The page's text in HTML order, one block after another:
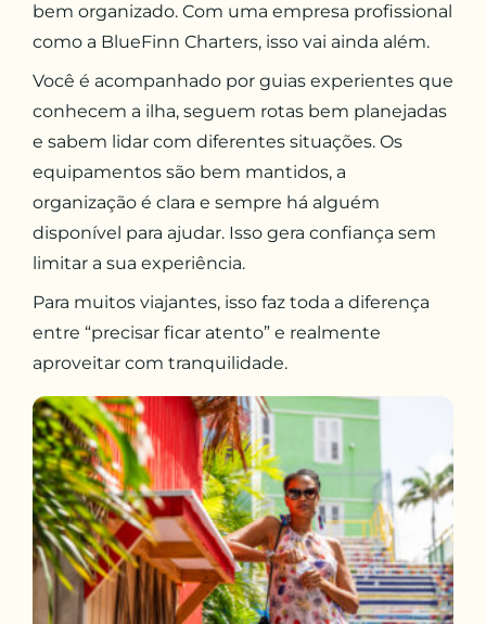
bem organizado. Com uma empresa profissional
como a BlueFinn Charters, isso vai ainda além.
Você é acompanhado por guias experientes que
conhecem a ilha, seguem rotas bem planejadas
e sabem lidar com diferentes situações. Os
equipamentos são bem mantidos, a
organização é clara e sempre há alguém
disponível para ajudar. Isso gera confiança sem
limitar a sua experiência.
Para muitos viajantes, isso faz toda a diferença
entre “precisar ficar atento” e realmente
aproveitar com tranquilidade.